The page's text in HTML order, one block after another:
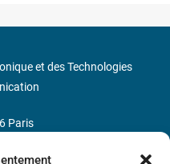
et des Technologies
Paris
» Ligne 9